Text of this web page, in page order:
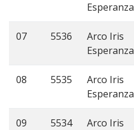
Esperanza
07 5536
Arco Iris
Esperanza
08 5535
Arco Iris
Esperanza
09 5534
Arco Iris